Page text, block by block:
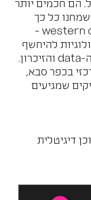
הוא כפול. הם חכמים יותר
שמחנו כל כך
כשהפקידו בידינו את האתגר ב-western digital -
להיחשף
למקצועות התכנון ולעשייה של עולם ה-data והזיכרון.
בכפר סבא,
שמגיעים
דיגיטלית